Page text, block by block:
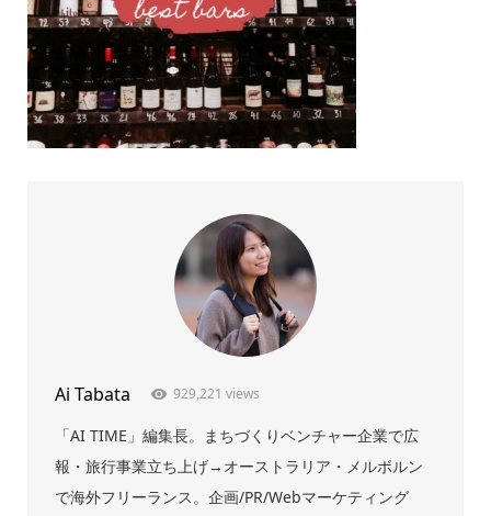
Ai Tabata 929,221 views
「AI TIME」編集長。まちづくりベンチャー企業で広
報・旅行事業立ち上げ→オーストラリア・メルボルン
で海外フリーランス。企画/PR/Webマーケティング